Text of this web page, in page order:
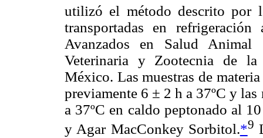
utilizó el método descrito por
transportadas en
Avanzados en Salud
Veterinaria y Zootecnia de
México. Las muestras de
previamente 6 ± 2 h a 37ºC y
a 37ºC en caldo peptonado al
y Agar MacConkey Sorbitol.*9